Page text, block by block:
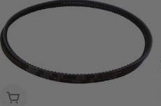
Išparduota